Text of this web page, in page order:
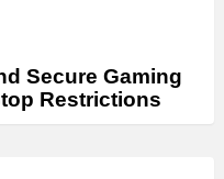
Secure Gaming
Restrictions